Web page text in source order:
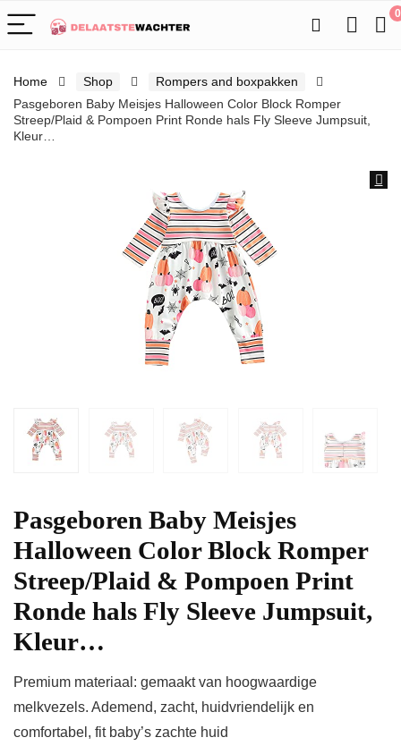
0
Home Shop
Rompers and boxpakken
Pasgeboren Baby Meisjes Halloween Color Block Romper
Streep/Plaid & Pompoen Print Ronde hals Fly Sleeve Jumpsuit,
Kleur…
Pasgeboren Baby Meisjes
Halloween Color Block Romper
Streep/Plaid & Pompoen Print
Ronde hals Fly Sleeve Jumpsuit,
Kleur…
Premium materiaal: gemaakt van hoogwaardige
melkvezels. Ademend, zacht, huidvriendelijk en
comfortabel, fit baby’s zachte huid